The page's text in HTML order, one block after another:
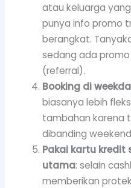
atau keluarga
punya info promo
berangkat.
sedang ada
(referral).
Booking di
biasanya lebih
tambahan karena
dibanding
Pakai kartu
utama: selain
memberikan